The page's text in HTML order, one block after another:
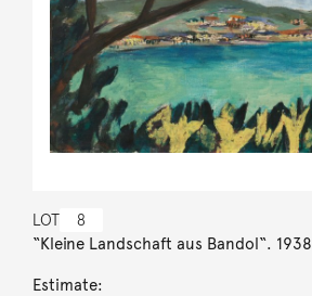
LOT 8
“Kleine Landschaft aus Bandol“. 1938
Estimate: